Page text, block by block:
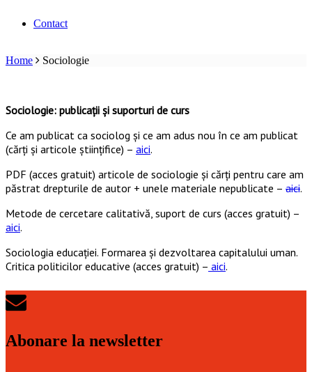
Contact
Home Sociologie
Sociologie: publicații și suporturi de curs
Ce am publicat ca sociolog şi ce am adus nou în ce am publicat
(cărți și articole științifice) – aici.
PDF (acces gratuit) articole de sociologie și cărți pentru care am
păstrat drepturile de autor + unele materiale nepublicate – aici.
Metode de cercetare calitativă, suport de curs (acces gratuit) –
aici.
Sociologia educației. Formarea și dezvoltarea capitalului uman.
Critica politicilor educative (acces gratuit) – aici.
Abonare la newsletter